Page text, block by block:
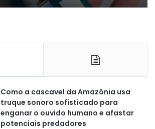
Como a cascavel da Amazônia usa
truque sonoro sofisticado para
enganar o ouvido humano e afastar
potenciais predadores